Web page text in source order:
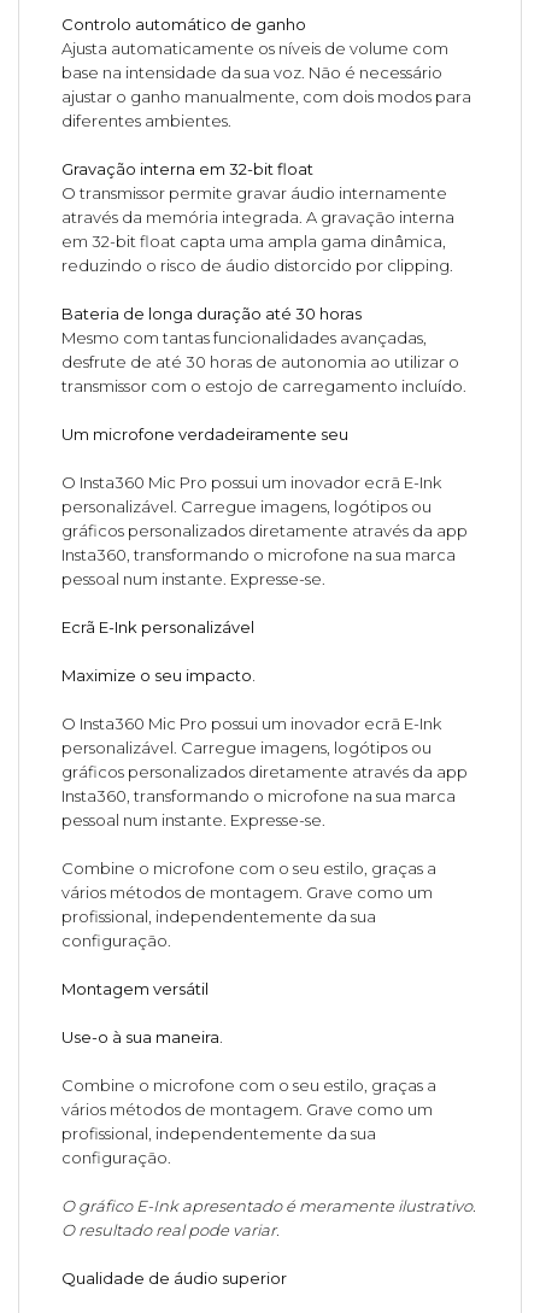
Controlo automático de ganho
Ajusta automaticamente os níveis de volume com
base na intensidade da sua voz. Não é necessário
ajustar o ganho manualmente, com dois modos para
diferentes ambientes.
Gravação interna em 32-bit float
O transmissor permite gravar áudio internamente
através da memória integrada. A gravação interna
em 32-bit float capta uma ampla gama dinâmica,
reduzindo o risco de áudio distorcido por clipping.
Bateria de longa duração até 30 horas
Mesmo com tantas funcionalidades avançadas,
desfrute de até 30 horas de autonomia ao utilizar o
transmissor com o estojo de carregamento incluído.
Um microfone verdadeiramente seu
O Insta360 Mic Pro possui um inovador ecrã E-Ink
personalizável. Carregue imagens, logótipos ou
gráficos personalizados diretamente através da app
Insta360, transformando o microfone na sua marca
pessoal num instante. Expresse-se.
Ecrã E-Ink personalizável
Maximize o seu impacto.
O Insta360 Mic Pro possui um inovador ecrã E-Ink
personalizável. Carregue imagens, logótipos ou
gráficos personalizados diretamente através da app
Insta360, transformando o microfone na sua marca
pessoal num instante. Expresse-se.
Combine o microfone com o seu estilo, graças a
vários métodos de montagem. Grave como um
profissional, independentemente da sua
configuração.
Montagem versátil
Use-o à sua maneira.
Combine o microfone com o seu estilo, graças a
vários métodos de montagem. Grave como um
profissional, independentemente da sua
configuração.
O gráfico E-Ink apresentado é meramente ilustrativo.
O resultado real pode variar.
Qualidade de áudio superior